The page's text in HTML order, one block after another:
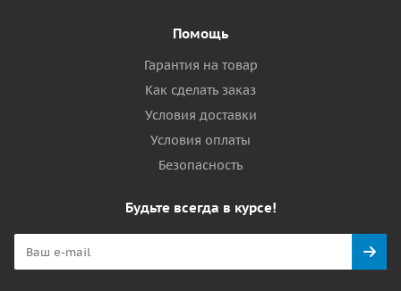
Помощь
Гарантия на товар
Как сделать заказ
Условия доставки
Условия оплаты
Безопасность
Будьте всегда в курсе!